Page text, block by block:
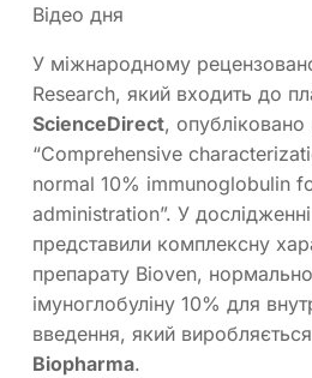
Відео дня
У міжнародному
Research, який входить до
ScienceDirect,
“Comprehensive
normal 10% immunoglobulin
administration”. У
представили комплексну
препарату Bioven,
імуноглобуліну 10% для
введення, який
Biopharmа.